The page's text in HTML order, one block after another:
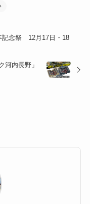
記念祭 12月17日・18
河内長野」